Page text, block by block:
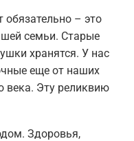
обязательно – это
семьи. Старые
хранятся. У нас
еще от наших
века. Эту реликвию
Здоровья,